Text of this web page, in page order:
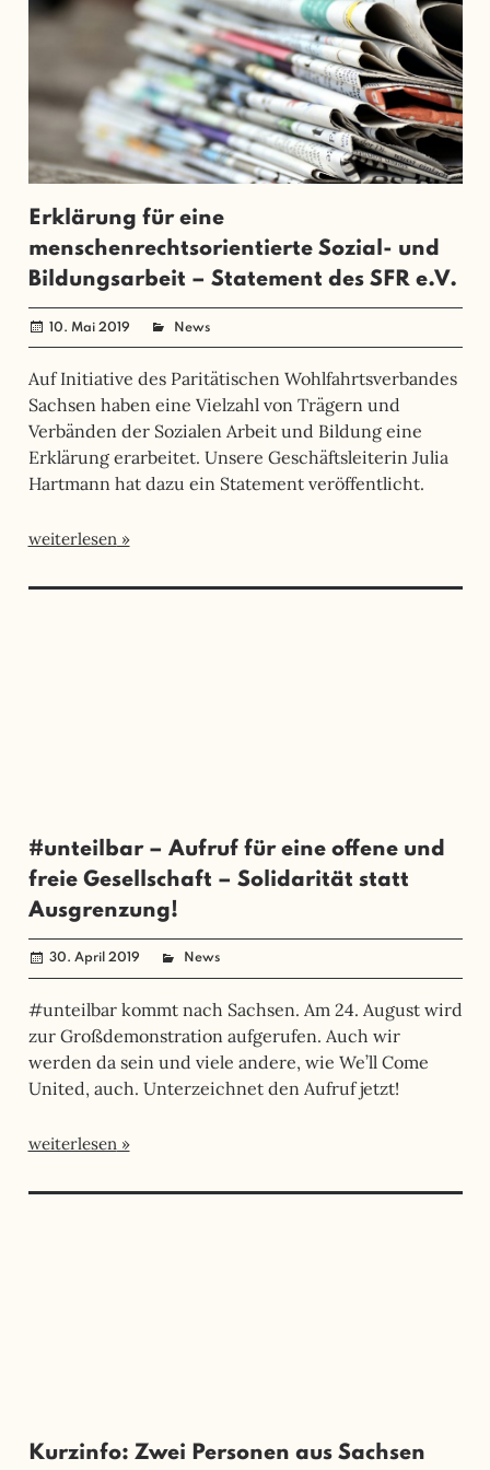
Erklärung für eine
menschenrechtsorientierte Sozial- und
Bildungsarbeit – Statement des SFR e.V.
10. Mai 2019 administrator
News
Auf Initiative des Paritätischen Wohlfahrtsverbandes
Sachsen haben eine Vielzahl von Trägern und
Verbänden der Sozialen Arbeit und Bildung eine
Erklärung erarbeitet. Unsere Geschäftsleiterin Julia
Hartmann hat dazu ein Statement veröffentlicht.
weiterlesen
#unteilbar – Aufruf für eine offene und
freie Gesellschaft – Solidarität statt
Ausgrenzung!
30. April 2019 administrator
News
#unteilbar kommt nach Sachsen. Am 24. August wird
zur Großdemonstration aufgerufen. Auch wir
werden da sein und viele andere, wie We’ll Come
United, auch. Unterzeichnet den Aufruf jetzt!
weiterlesen
Kurzinfo: Zwei Personen aus Sachsen